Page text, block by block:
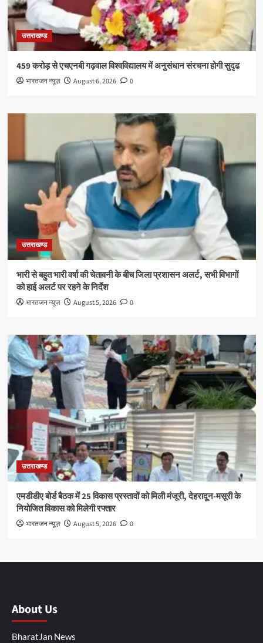
उत्तराखण्ड
459 करोड़ से एचएनबी गढ़वाल विश्वविद्यालय में अनुसंधान संरचना होगी सुदृढ
भारतजन न्यूज़ August 6, 2026 0
उत्तराखण्ड
भारी से बहुत भारी वर्षा की चेतावनी के बीच जिला प्रशासन अलर्ट, सभी विभागों
को हाई अलर्ट पर रहने के निर्देश
भारतजन न्यूज़ August 5, 2026 0
उत्तराखण्ड
एमडीडीए बोर्ड बैठक में 25 विकास प्रस्तावों को मिली मंजूरी, देहरादून-मसूरी के
नियोजित विकास को मिलेगी रफ्तार
भारतजन न्यूज़ August 5, 2026 0
About Us
BharatJan News